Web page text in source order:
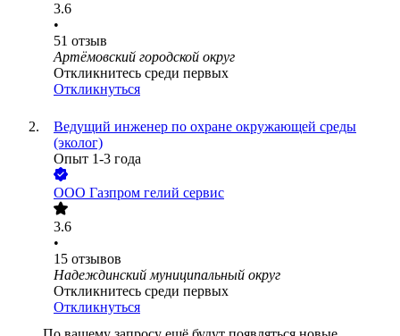
3.6
•
51 отзыв
Артёмовский городской округ
Откликнитесь среди первых
Откликнуться
Ведущий инженер по охране окружающей среды
(эколог)
Опыт 1-3 года
ООО Газпром гелий сервис
3.6
•
15 отзывов
Надеждинский муниципальный округ
Откликнитесь среди первых
Откликнуться